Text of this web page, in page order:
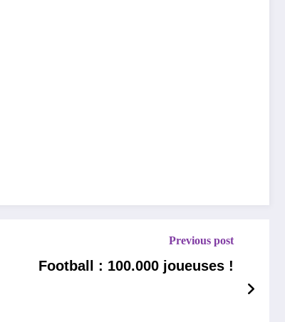
Previous post
Football : 100.000 joueuses !